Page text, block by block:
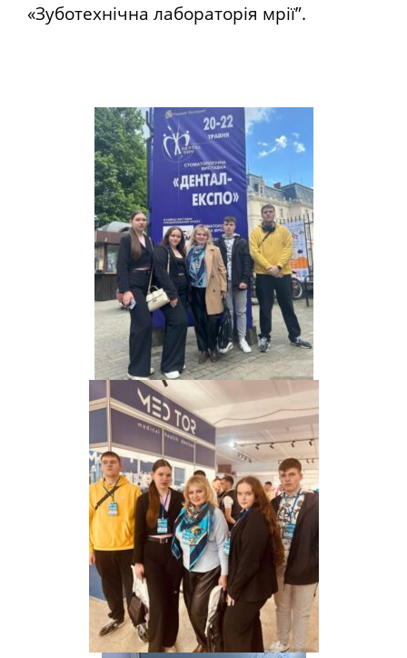
«Зуботехнічна лабораторія мрії”.